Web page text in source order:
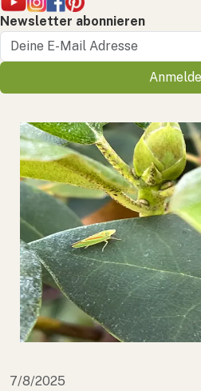
Newsletter abonnieren
7/8/2025